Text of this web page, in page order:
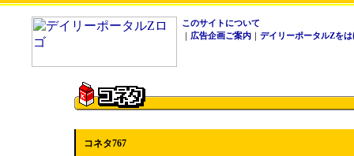
このサイトについて
｜ 広告企画ご案内 ｜ デイリーポータルZを
コネタ767